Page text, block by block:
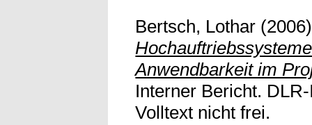
Bertsch, Lothar
Anwendbarkeit im
Interner Bericht.
Volltext nicht frei.